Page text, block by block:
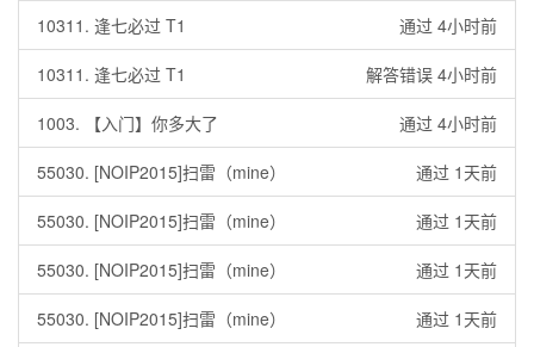
10311. 逢七必过 T1 通过 4小时前
10311. 逢七必过 T1 解答错误 4小时前
1003. 【入门】你多大了 通过 4小时前
55030. [NOIP2015]扫雷（mine） 通过 1天前
55030. [NOIP2015]扫雷（mine） 通过 1天前
55030. [NOIP2015]扫雷（mine） 通过 1天前
55030. [NOIP2015]扫雷（mine） 通过 1天前